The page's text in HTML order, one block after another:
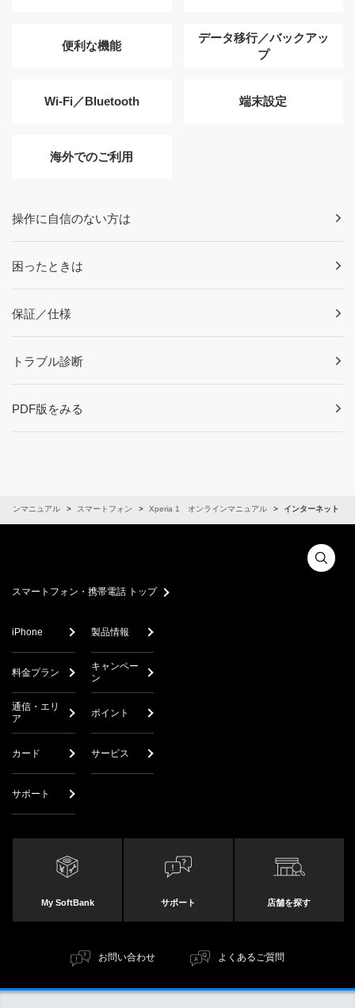
便利な機能
データ移行／バックアッ
プ
Wi-Fi／Bluetooth 端末設定
海外でのご利用
操作に自信のない方は
困ったときは
保証／仕様
トラブル診断
PDF版をみる
インマニュアル スマートフォン Xperia 1 オンラインマニュアル インターネット
スマートフォン・携帯電話 トップ
iPhone 製品情報
料金プラン
キャンペー
ン
通信・エリ
ア
ポイント
カード サービス
サポート
My SoftBank サポート 店舗を探す
お問い合わせ よくあるご質問